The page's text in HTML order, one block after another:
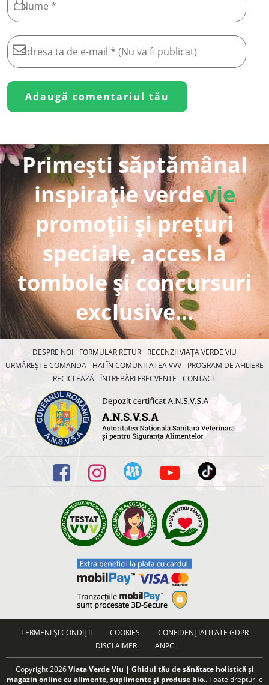
Primești săptămânal
inspirație verdevie
promoții și prețuri
speciale, acces la
tombole și concursuri
exclusive...
DESPRE NOI FORMULAR RETUR
RECENZII VIAȚA VERDE VIU
URMĂREȘTE COMANDA
HAI ÎN COMUNITATEA VVV
PROGRAM DE AFILIERE
RECICLEAZĂ ÎNTREBĂRI FRECVENTE CONTACT
TERMENI ȘI CONDIȚII COOKIES
CONFIDENȚIALITATE GDPR
DISCLAIMER
ANPC
Copyright 2026Viata Verde Viu | Ghidul tău de sănătate holistică și
magazin online cu alimente, suplimente și produse bio.. Toate drepturile